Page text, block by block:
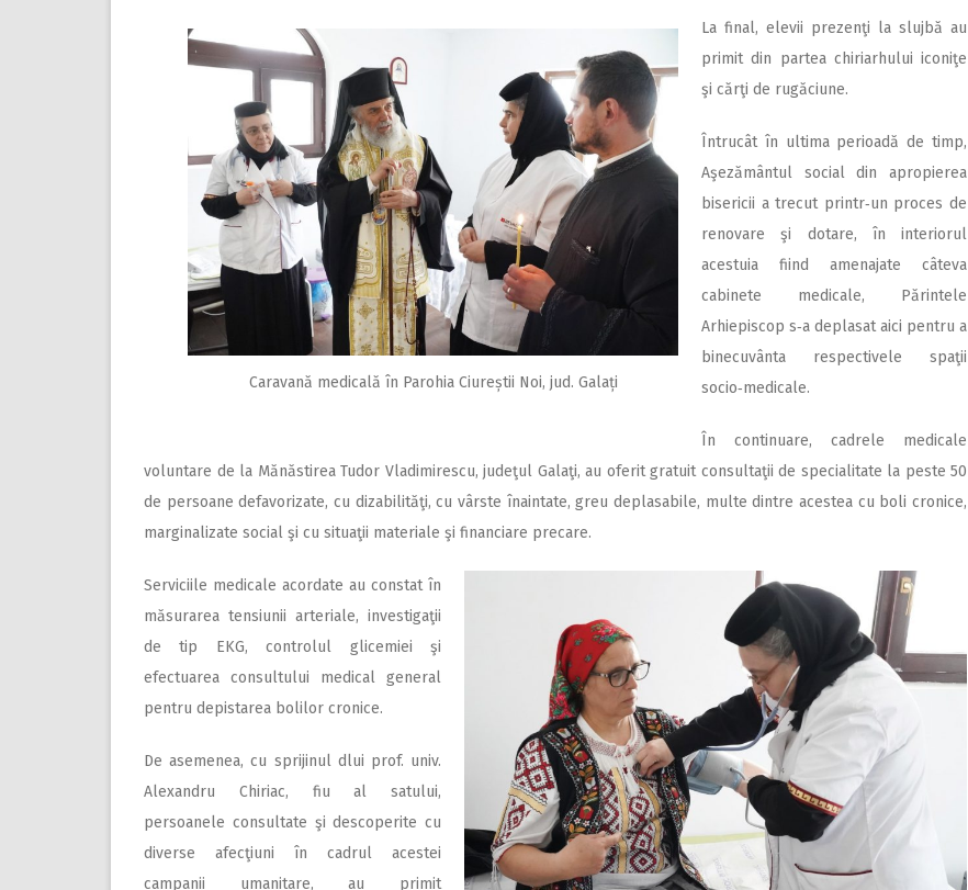
Caravană medicală în Parohia Ciureștii Noi, jud. Galați
La final, elevii prezenţi la slujbă au
primit din partea chiriarhului iconiţe
şi cărţi de rugăciune.
Întrucât în ultima perioadă de timp,
Aşezământul social din apropierea
bisericii a trecut printr‑un proces de
renovare şi dotare, în interiorul
acestuia fiind amenajate câteva
cabinete medicale, Părintele
Arhiepiscop s‑a deplasat aici pentru a
binecuvânta respectivele spaţii
socio‑medicale.
În continuare, cadrele medicale
voluntare de la Mănăstirea Tudor Vladimirescu, judeţul Galaţi, au oferit gratuit consultaţii de specialitate la peste 50
de persoane defavorizate, cu dizabilităţi, cu vârste înaintate, greu deplasabile, multe dintre acestea cu boli cronice,
marginalizate social şi cu situaţii materiale şi financiare precare.
Serviciile medicale acordate au constat în
măsurarea tensiunii arteriale, investigaţii
de tip EKG, controlul glicemiei şi
efectuarea consultului medical general
pentru depistarea bolilor cronice.
De asemenea, cu sprijinul dlui prof. univ.
Alexandru Chiriac, fiu al satului,
persoanele consultate şi descoperite cu
diverse afecţiuni în cadrul acestei
campanii umanitare, au primit